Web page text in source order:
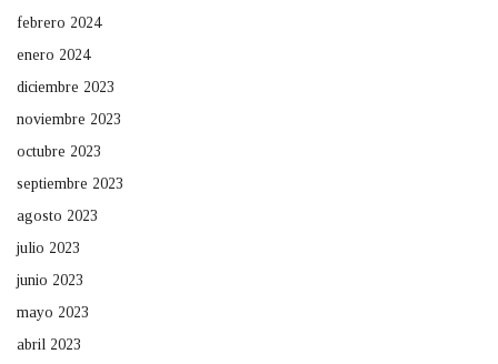
febrero 2024
enero 2024
diciembre 2023
noviembre 2023
octubre 2023
septiembre 2023
agosto 2023
julio 2023
junio 2023
mayo 2023
abril 2023